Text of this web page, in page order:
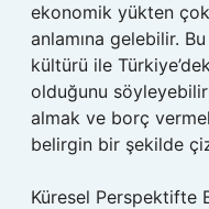
ekonomik yükten
anlamına gelebilir.
kültürü ile
olduğunu
almak ve borç
belirgin bir şekilde
Küresel Perspektifte